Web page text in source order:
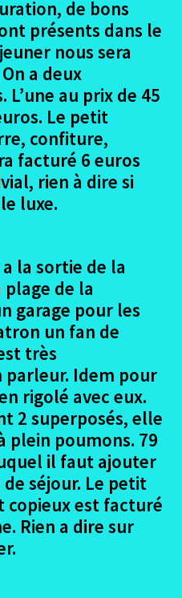
de bons
présents dans le
nous sera
a deux
au prix de 45
Le petit
confiture,
facturé 6 euros
rien à dire si
luxe.
la sortie de la
de la
garage pour les
un fan de
très
Idem pour
rigolé avec eux.
2 superposés, elle
plein poumons. 79
il faut ajouter
séjour. Le petit
copieux est facturé
Rien a dire sur